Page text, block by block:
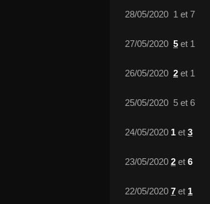
28/05/2020 1 et 7
27/05/2020 5 et 1
26/05/2020 2 et 1
25/05/2020 5 et 6
24/05/2020 1 et 3
23/05/2020 2 et 6
22/05/2020 7 et 1